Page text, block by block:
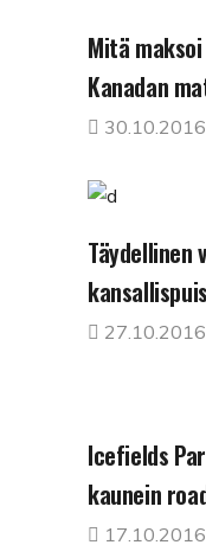
Mitä
Kanadan
30.10.2016
Täydellinen
27.10.2016
Icefields
kaunein
17.10.2016